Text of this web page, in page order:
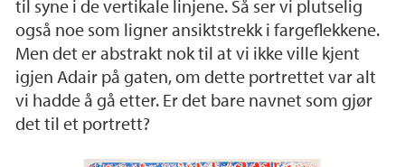
til syne i de vertikale linjene. Så ser vi plutselig
også noe som ligner ansiktstrekk i fargeflekkene.
Men det er abstrakt nok til at vi ikke ville kjent
igjen Adair på gaten, om dette portrettet var alt
vi hadde å gå etter. Er det bare navnet som gjør
det til et portrett?